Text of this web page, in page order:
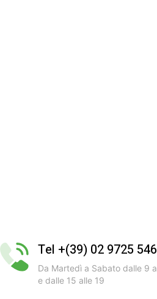
Tel +(39) 02 9725
Da Martedì a Sabato dalle 9
e dalle 15 alle 19